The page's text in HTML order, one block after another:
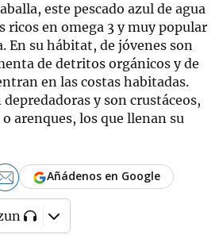
este pescado azul de agua
ricos en omega 3 y muy popular
En su hábitat, de jóvenes son
de detritos orgánicos y de
en las costas habitadas.
depredadoras y son crustáceos,
arenques, los que llenan su
Añádenos en Google